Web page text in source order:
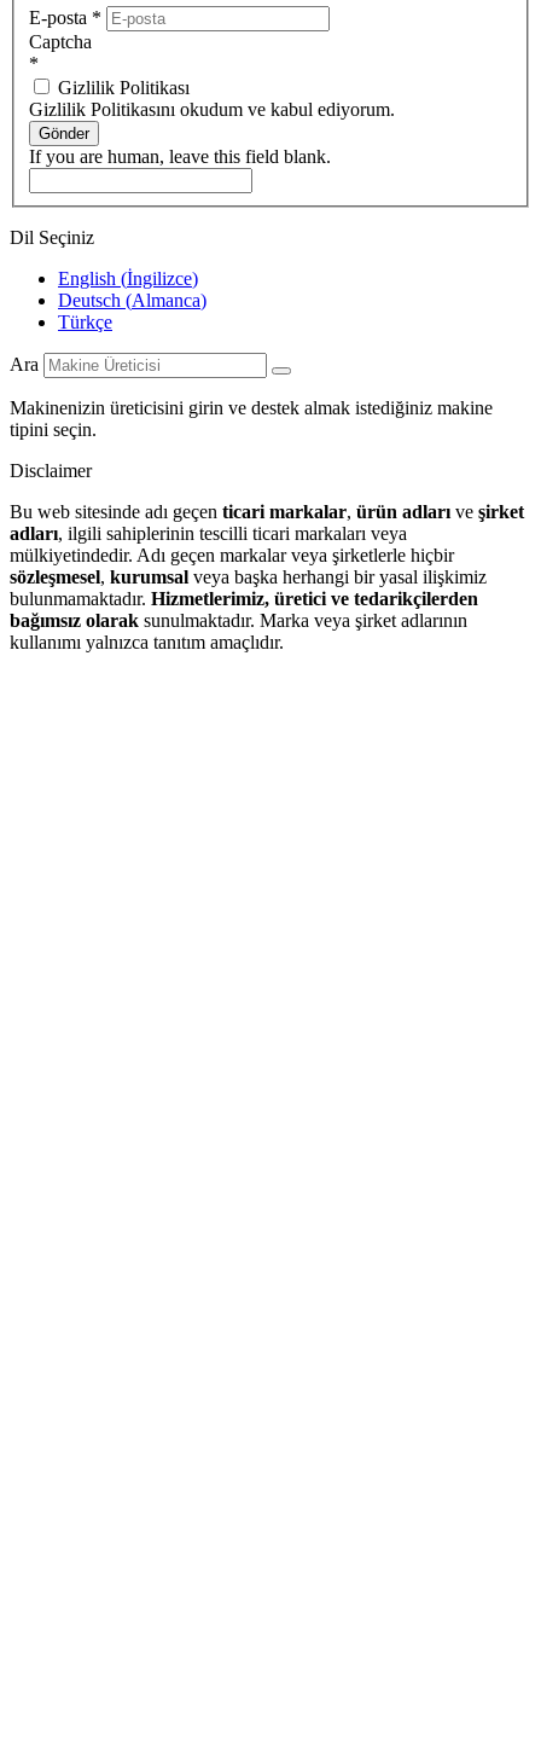
E-posta *
Captcha
*
Gizlilik Politikası
Gizlilik Politikasını okudum ve kabul ediyorum.
Gönder
If you are human, leave this field blank.
Dil Seçiniz
English (İngilizce)
Deutsch (Almanca)
Türkçe
Ara
Makinenizin üreticisini girin ve destek almak istediğiniz makine
tipini seçin.
Disclaimer
Bu web sitesinde adı geçen ticari markalar, ürün adları ve şirket
adları, ilgili sahiplerinin tescilli ticari markaları veya
mülkiyetindedir. Adı geçen markalar veya şirketlerle hiçbir
sözleşmesel, kurumsal veya başka herhangi bir yasal ilişkimiz
bulunmamaktadır. Hizmetlerimiz, üretici ve tedarikçilerden
bağımsız olarak sunulmaktadır. Marka veya şirket adlarının
kullanımı yalnızca tanıtım amaçlıdır.